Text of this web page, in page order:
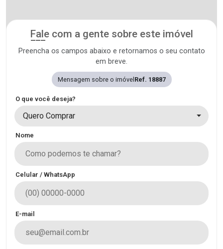
Fale com a gente sobre este imóvel
Preencha os campos abaixo e retornamos o seu contato
em breve.
Mensagem sobre o imóvel Ref. 18887
O que você deseja?
Quero Comprar
Nome
Celular / WhatsApp
E-mail